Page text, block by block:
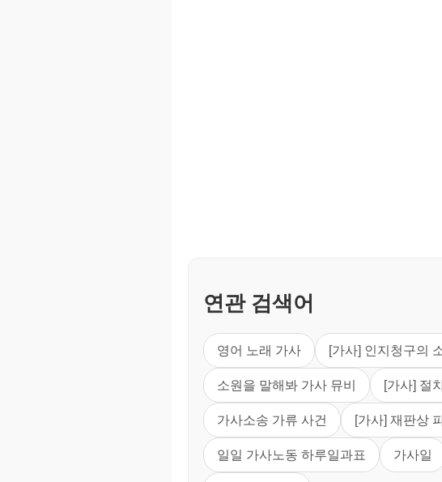
연관 검색어
영어 노래 가사 [가사] 인지청구의
소원을 말해봐 가사 뮤비 [가사] 절
가사소송 가류 사건 [가사] 재판상
일일 가사노동 하루일과표 가사일